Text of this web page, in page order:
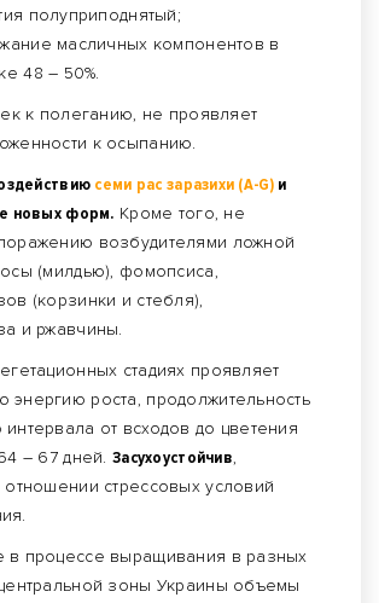
полуприподнятый;
масличных компонентов в
48 – 50%.
к полеганию, не проявляет
к осыпанию.
семи рас заразихи (A-G)и
новых форм. Кроме того, не
возбудителями ложной
(милдью), фомопсиса,
(корзинки и стебля),
и ржавчины.
стадиях проявляет
роста, продолжительность
от всходов до цветения
– 67 дней. Засухоустойчив,
отношении стрессовых условий
в процессе выращивания в разных
зоны Украины объемы